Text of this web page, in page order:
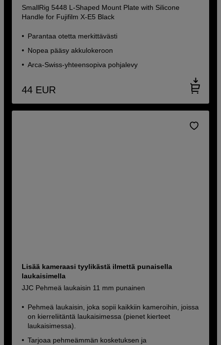
SmallRig 5448 L-Shaped Mount Plate with Silicone
Handle for Fujifilm X-E5 Black
Parantaa otetta merkittävästi
Nopea pääsy akkulokeroon
Arca-Swiss-yhteensopiva pohjalevy
44 EUR
Lisää kameraasi tyylikästä ilmettä punaisella
laukaisimella
JJC Pehmeä laukaisin 11 mm punainen
Pehmeä laukaisin, joka sopii kaikkiin kameroihin, joissa
on kierreliitäntä laukaisimessa (pienet kierteet
laukaisimessa).
Tarjoaa pehmeämmän kosketuksen ja